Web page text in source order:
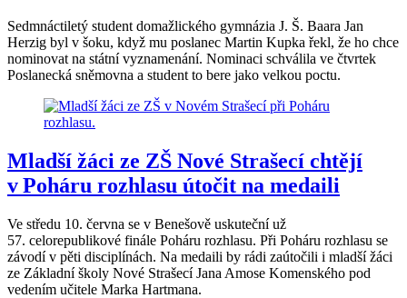
Sedmnáctiletý student domažlického gymnázia J. Š. Baara Jan
Herzig byl v šoku, když mu poslanec Martin Kupka řekl, že ho chce
nominovat na státní vyznamenání. Nominaci schválila ve čtvrtek
Poslanecká sněmovna a student to bere jako velkou poctu.
Mladší žáci ze ZŠ Nové Strašecí chtějí
v Poháru rozhlasu útočit na medaili
Ve středu 10. června se v Benešově uskuteční už
57. celorepublikové finále Poháru rozhlasu. Při Poháru rozhlasu se
závodí v pěti disciplínách. Na medaili by rádi zaútočili i mladší žáci
ze Základní školy Nové Strašecí Jana Amose Komenského pod
vedením učitele Marka Hartmana.